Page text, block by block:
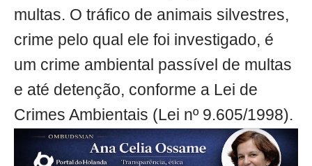
multas. O tráfico de animais silvestres,
crime pelo qual ele foi investigado, é
um crime ambiental passível de multas
e até detenção, conforme a Lei de
Crimes Ambientais (Lei nº 9.605/1998).